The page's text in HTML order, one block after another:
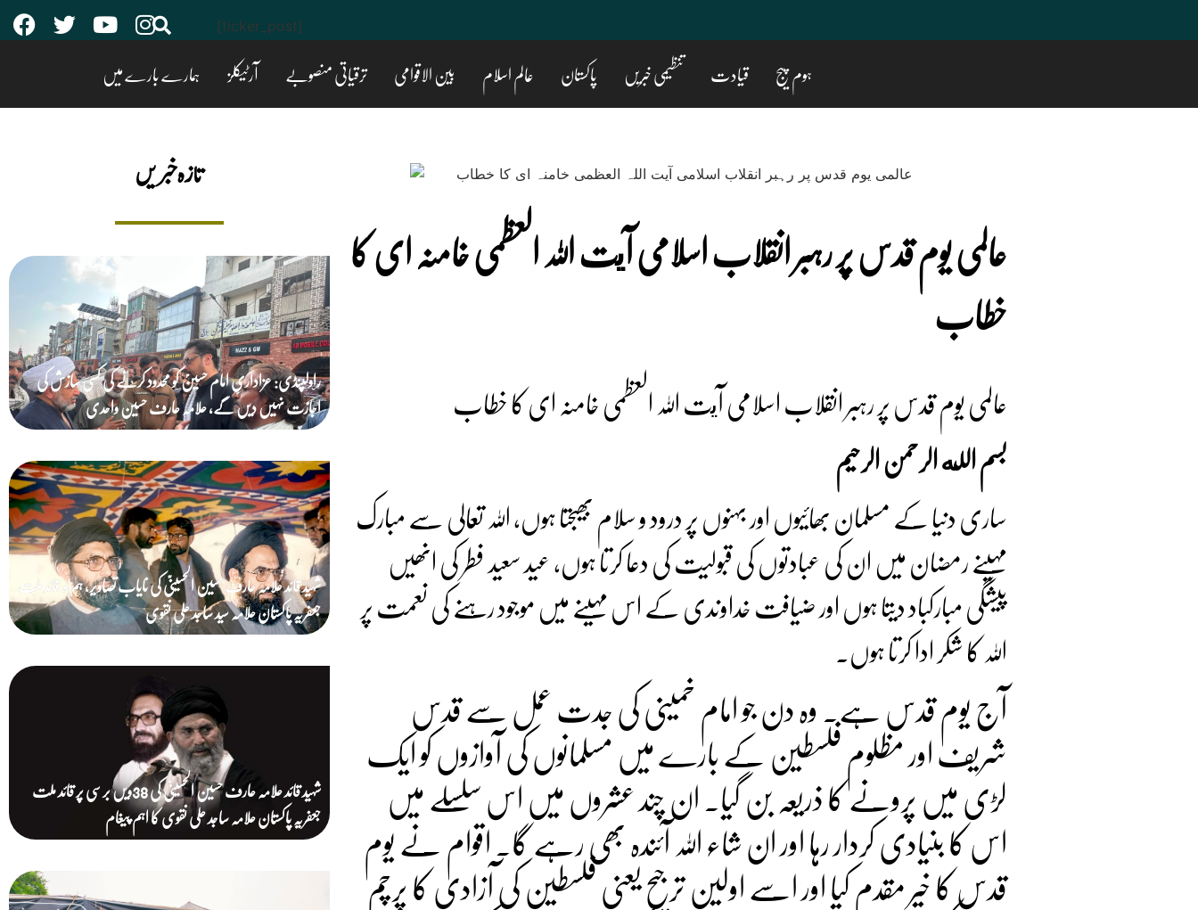
[ticker_post]
ہوم پیج قیادت تنظیمی خبریں پاکستان عالم اسلام بین الاقوامی ترقیاتی منصوبے آرٹیکلز ہمارے بارے میں
تازه خبریں
راولپنڈی: عزاداریِ امام حسینؑ کو محدود کرنے کی کسی سازش کی
اجازت نہیں دیں گے، علامہ عارف حسین واحدی
شہید قائد علامہ عارف حسین الحسینیؒ کی نایاب تصاویر، ہمراہ قائد ملت
جعفریہ پاکستان علامہ سید ساجد علی نقوی
شہید قائد علامہ عارف حسین الحسینیؒ کی 38ویں برسی پر قائد ملت
جعفریہ پاکستان علامہ ساجد علی نقوی کا اہم پیغام
عالمی یوم قدس پر رہبر انقلاب اسلامی آيت اللہ العظمی خامنہ ای کا
خطاب
عالمی یوم قدس پر رہبر انقلاب اسلامی آيت اللہ العظمی خامنہ ای کا خطاب
بسم الله الرحمن الرحیم
ساری دنیا کے مسلمان بھائیوں اور بہنوں پر درود و سلام بھیجتا ہوں، اللہ تعالی سے مبارک
مہینے رمضان میں ان کی عبادتوں کی قبولیت کی دعا کرتا ہوں، عید سعید فطر کی انھیں
پیشگی مبارکباد دیتا ہوں اور ضیافت خداوندی کے اس مہینے میں موجود رہنے کی نعمت پر
اللہ کا شکر ادا کرتا ہوں۔
آج یوم قدس ہے۔ وہ دن جو امام خمینی کی جدت عمل سے قدس
شریف اور مظلوم فلسطین کے بارے میں مسلمانوں کی آوازوں کو ایک
لڑی میں پرونے کا ذریعہ بن گیا۔ ان چند عشروں میں اس سلسلے میں
اس کا بنیادی کردار رہا اور ان شاء اللہ آئندہ بھی رہے گا۔ اقوام نے یوم
قدس کا خیر مقدم کیا اور اسے اولین ترجیح یعنی فلسطین کی آزادی کا پرچم